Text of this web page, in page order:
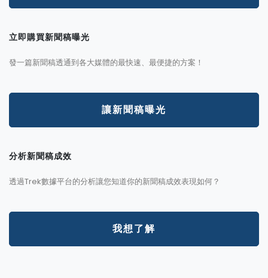
立即購買新聞稿曝光
發一篇新聞稿透通到各大媒體的最快速、最便捷的方案！
讓新聞稿曝光
分析新聞稿成效
透過Trek數據平台的分析讓您知道你的新聞稿成效表現如何？
我想了解